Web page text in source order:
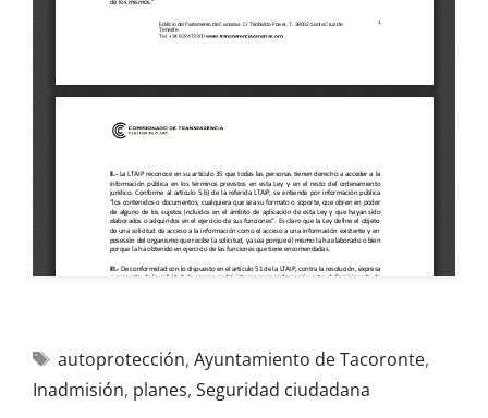
autoprotección, Ayuntamiento de Tacoronte,
Inadmisión, planes, Seguridad ciudadana